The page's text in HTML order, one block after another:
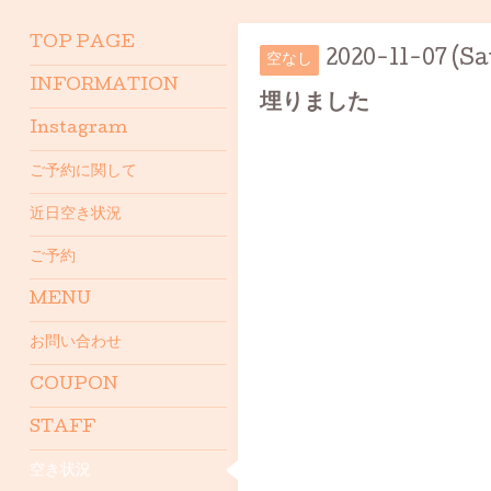
空なし 2020-11-07
埋りました
TOP PAGE
INFORMATION
Instagram
ご予約に関して
近日空き状況
ご予約
MENU
お問い合わせ
COUPON
STAFF
空き状況